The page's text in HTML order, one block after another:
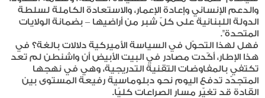
والدعم الإنساني وإعادة الإعمار، والاستعادة الكاملة لسلطة
الدولة اللبنانية على كلّ شبر من أراضيها – بضمانة الولايات
المتحدة".
فهل لهذا التحوّل في السياسة الأميركية دلالات بالغة؟ في
هذا الإطار، أكّدت مصادر في البيت الأبيض أن واشنطن لم تعد
تكتفي بالمفاوضات التقنية التدريجية، وهي في نهجها
المتجدّد تدفع اليوم نحو دبلوماسية رفيعة المستوى بين
القادة قد تغيّر مسار الصراعات كليًا.